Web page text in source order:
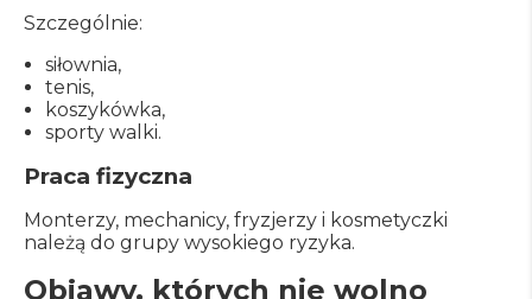
Szczególnie:
siłownia,
tenis,
koszykówka,
sporty walki.
Praca fizyczna
Monterzy, mechanicy, fryzjerzy i kosmetyczki
należą do grupy wysokiego ryzyka.
Objawy, których nie wolno